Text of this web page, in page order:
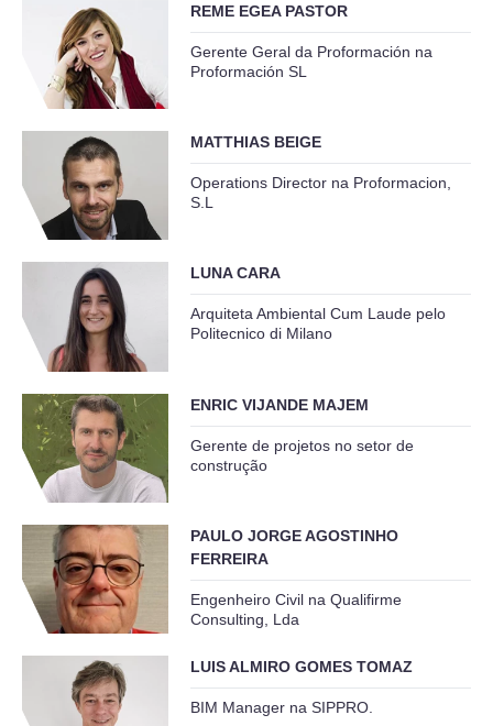
REME EGEA PASTOR
Gerente Geral da Proformación na
Proformación SL
MATTHIAS BEIGE
Operations Director na Proformacion,
S.L
LUNA CARA
Arquiteta Ambiental Cum Laude pelo
Politecnico di Milano
ENRIC VIJANDE MAJEM
Gerente de projetos no setor de
construção
PAULO JORGE AGOSTINHO
FERREIRA
Engenheiro Civil na Qualifirme
Consulting, Lda
LUIS ALMIRO GOMES TOMAZ
BIM Manager na SIPPRO.